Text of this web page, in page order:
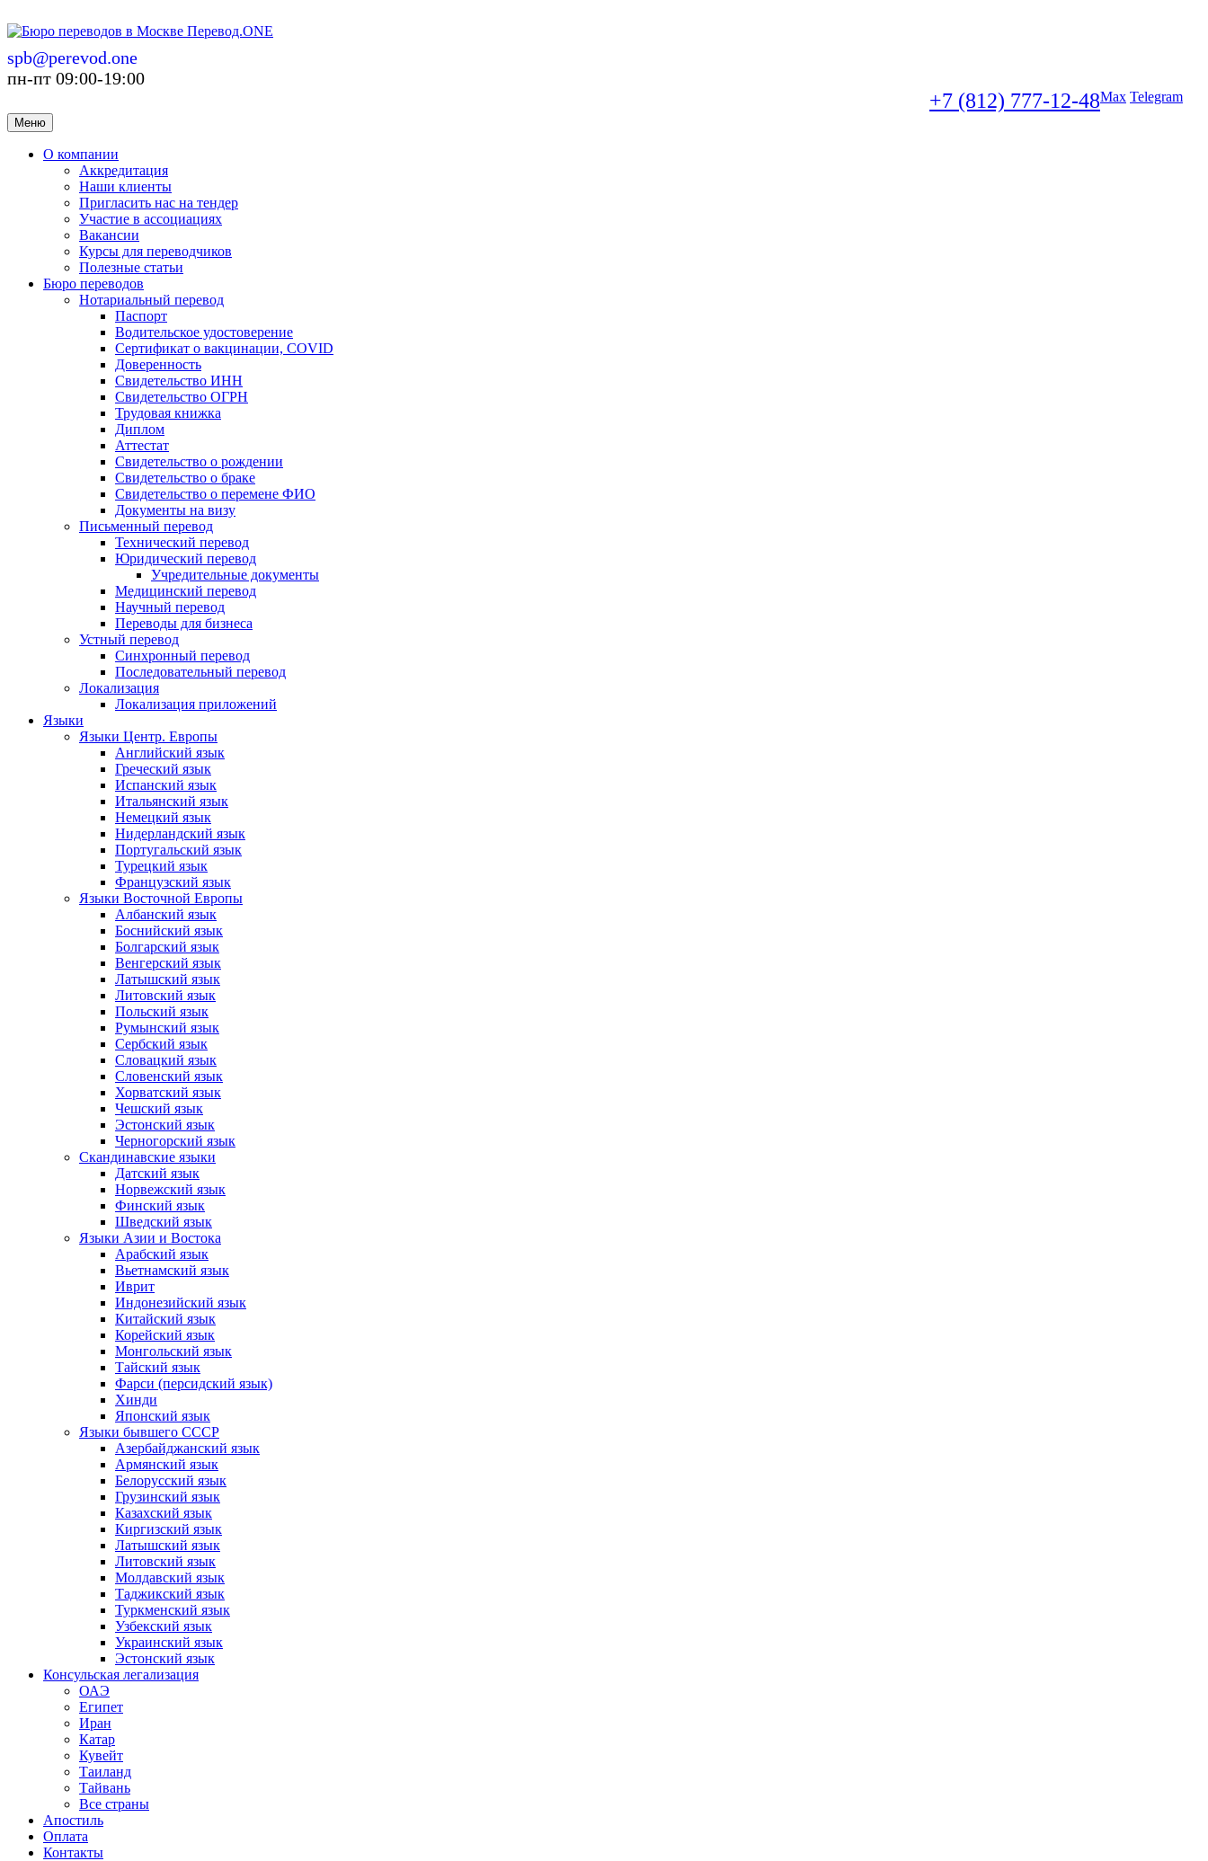
spb@perevod.one
пн-пт 09:00-19:00
+7 (812) 777-12-48Max Telegram
Меню
О компании
Аккредитация
Наши клиенты
Пригласить нас на тендер
Участие в ассоциациях
Вакансии
Курсы для переводчиков
Полезные статьи
Бюро переводов
Нотариальный перевод
Паспорт
Водительское удостоверение
Сертификат о вакцинации, COVID
Доверенность
Свидетельство ИНН
Свидетельство ОГРН
Трудовая книжка
Диплом
Аттестат
Свидетельство о рождении
Свидетельство о браке
Свидетельство о перемене ФИО
Документы на визу
Письменный перевод
Технический перевод
Юридический перевод
Учредительные документы
Медицинский перевод
Научный перевод
Переводы для бизнеса
Устный перевод
Синхронный перевод
Последовательный перевод
Локализация
Локализация приложений
Языки
Языки Центр. Европы
Английский язык
Греческий язык
Испанский язык
Итальянский язык
Немецкий язык
Нидерландский язык
Португальский язык
Турецкий язык
Французский язык
Языки Восточной Европы
Албанский язык
Боснийский язык
Болгарский язык
Венгерский язык
Латышский язык
Литовский язык
Польский язык
Румынский язык
Сербский язык
Словацкий язык
Словенский язык
Хорватский язык
Чешский язык
Эстонский язык
Черногорский язык
Скандинавские языки
Датский язык
Норвежский язык
Финский язык
Шведский язык
Языки Азии и Востока
Арабский язык
Вьетнамский язык
Иврит
Индонезийский язык
Китайский язык
Корейский язык
Монгольский язык
Тайский язык
Фарси (персидский язык)
Хинди
Японский язык
Языки бывшего СССР
Азербайджанский язык
Армянский язык
Белорусский язык
Грузинский язык
Казахский язык
Киргизский язык
Латышский язык
Литовский язык
Молдавский язык
Таджикский язык
Туркменский язык
Узбекский язык
Украинский язык
Эстонский язык
Консульская легализация
ОАЭ
Египет
Иран
Катар
Кувейт
Таиланд
Тайвань
Все страны
Апостиль
Оплата
Контакты